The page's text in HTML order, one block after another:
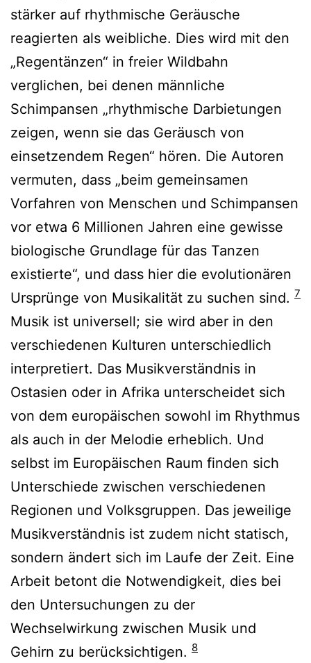
stärker auf rhythmische Geräusche
reagierten als weibliche. Dies wird mit den
„Regentänzen“ in freier Wildbahn
verglichen, bei denen männliche
Schimpansen „rhythmische Darbietungen
zeigen, wenn sie das Geräusch von
einsetzendem Regen“ hören. Die Autoren
vermuten, dass „beim gemeinsamen
Vorfahren von Menschen und Schimpansen
vor etwa 6 Millionen Jahren eine gewisse
biologische Grundlage für das Tanzen
existierte“, und dass hier die evolutionären
Ursprünge von Musikalität zu suchen sind. 7
Musik ist universell; sie wird aber in den
verschiedenen Kulturen unterschiedlich
interpretiert. Das Musikverständnis in
Ostasien oder in Afrika unterscheidet sich
von dem europäischen sowohl im Rhythmus
als auch in der Melodie erheblich. Und
selbst im Europäischen Raum finden sich
Unterschiede zwischen verschiedenen
Regionen und Volksgruppen. Das jeweilige
Musikverständnis ist zudem nicht statisch,
sondern ändert sich im Laufe der Zeit. Eine
Arbeit betont die Notwendigkeit, dies bei
den Untersuchungen zu der
Wechselwirkung zwischen Musik und
Gehirn zu berücksichtigen. 8